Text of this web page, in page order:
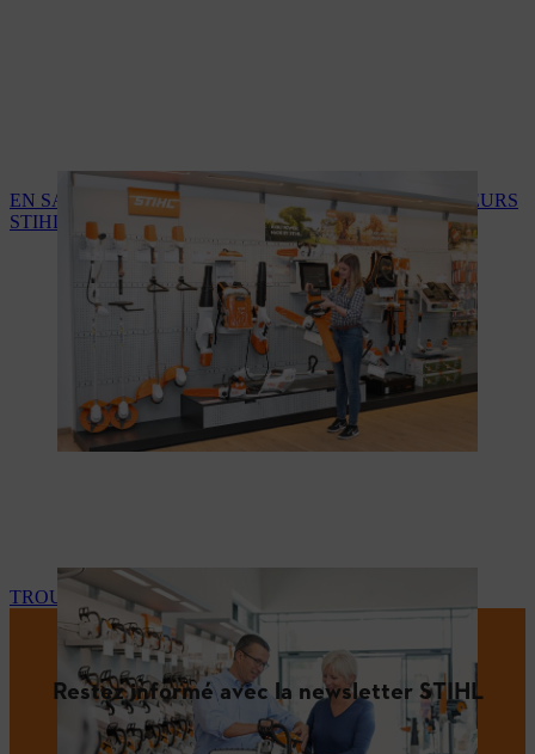
EN SAVOIR PLUS SUR LES SERVICES DES REVENDEURS
STIHL
TROUVEZ VOTRE REVENDEUR STIHL
Restez informé avec la newsletter STIHL